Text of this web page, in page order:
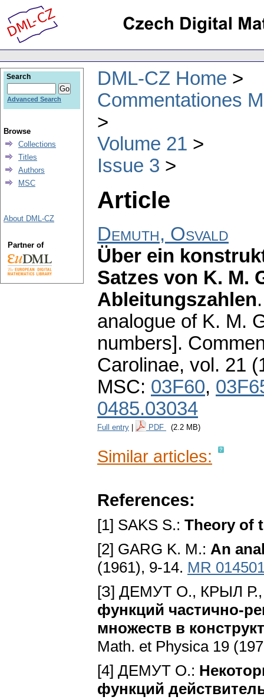
DML-CZ Home
Commentationes
Volume 21
Issue 3
Article
Demuth, Osvald
Über ein
Satzes von K. M.
Ableitungszahlen
analogue of K. M.
numbers].
Carolinae, vol. 21
MSC: 03F60,
0485.03034
Full entry PDF (2.2 MB)
Similar articles:
References:
[1] SAKS S.: Theory of
[2] GARG K. M.: An
(1961), 9-14. MR
[З] ДЕМУТ О., КРЫЛ
функций частично-
множеств в
Math. et Physica 19
[4] ДЕМУТ O.:
функций
Search
Advanced Search
Browse
Collections
Titles
Authors
MSC
About DML-CZ
Partner of